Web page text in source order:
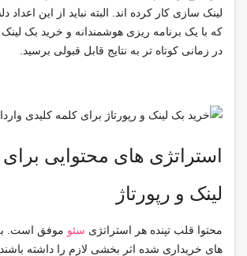
لینک سازی کار کرده اند. البته نباید از این اعداد
که با یک برنامه ریزی هوشمندانه و خرید بک
در زمانی کوتاه تر به نتایج قابل قبولی برسید.
استراتژی های محتوایی
لینک و رپورتاژ
محتوا قلب تپنده هر استراتژی سئو موفق است.
های خریداری شده اثر بخشی لازم را داشته